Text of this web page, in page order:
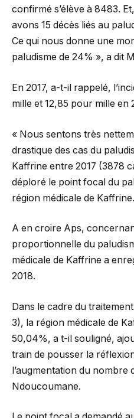
confirmé s’élève à 8483.
avons 15 décès liés au
Ce qui nous donne une
paludisme de 24% », a dit
En 2017, a-t-il rappelé,
mille et 12,85 pour mille en
« Nous sentons très
drastique des cas du
Kaffrine entre 2017 (3878
déploré le point focal du
région médicale de Kaffrine.
A en croire Aps,
proportionnelle du
médicale de Kaffrine a
2018.
Dans le cadre du
3), la région médicale de
50,04%, a t-il souligné,
train de pousser la
l’augmentation du nombre
Ndoucoumane.